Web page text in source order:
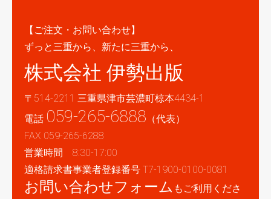
【ご注文・お問い合わせ】
ずっと三重から、新たに三重から、
株式会社 伊勢出版
〒514-2211 三重県津市芸濃町椋本4434-1
電話 059-265-6888 （代表）
FAX 059-265-6288
営業時間 8:30-17:00
適格請求書事業者登録番号 T7-1900-0100-0081
お問い合わせフォーム もご利用くださ